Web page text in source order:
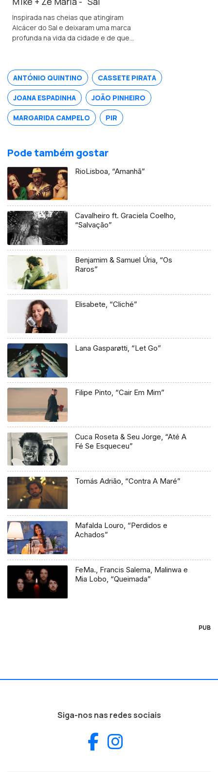
Inspirada nas cheias que atingiram
Alcácer do Sal e deixaram uma marca
profunda na vida da cidade e de quem
ANTÓNIO QUINTINO CASSETE PIRATA
JOANA ESPADINHA JOÃO PINHEIRO
MARGARIDA CAMPELO PIR
Pode também gostar
RioLisboa, “Amanhã”
Cavalheiro ft. Graciela Coelho,
“Salvação”
Benjamim & Samuel Úria, “Os
Raros”
Elisabete, “Cliché”
Lana Gasparøtti, “Let Go”
Filipe Pinto, “Cair Em Mim”
Cuca Roseta & Seu Jorge, “Até A
Fé Se Esqueceu”
Tomás Adrião, “Contra A Maré”
Mafalda Louro, “Perdidos e
Achados”
FeMa., Francis Salema, Malinwa e
Mia Lobo, “Queimada”
PUB
Siga-nos nas redes sociais
Facebook